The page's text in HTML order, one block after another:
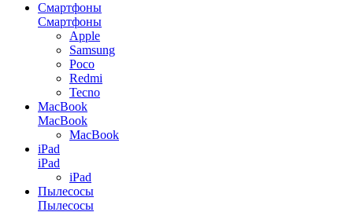
Смартфоны
Смартфоны
Apple
Samsung
Poco
Redmi
Tecno
MacBook
MacBook
MacBook
iPad
iPad
iPad
Пылесосы
Пылесосы